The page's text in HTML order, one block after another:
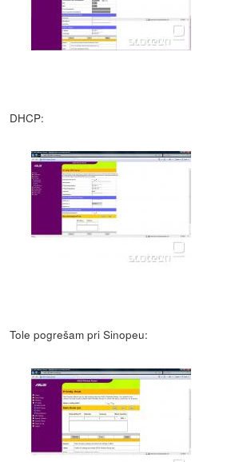
DHCP:
Tole pogrešam pri Sinopeu: